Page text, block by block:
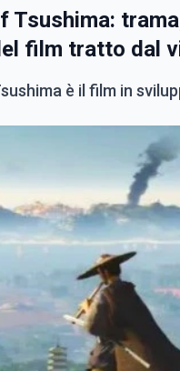
Tsushima:
film tratto dal
è il film in